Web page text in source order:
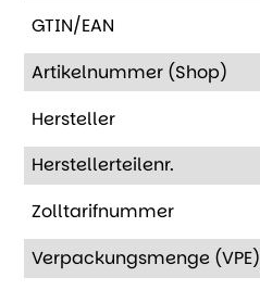
GTIN/EAN
Artikelnummer (Shop)
Hersteller
Herstellerteilenr.
Zolltarifnummer
Verpackungsmenge (VPE)